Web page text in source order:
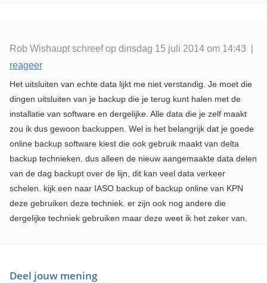
Rob Wishaupt schreef op dinsdag 15 juli 2014 om 14:43 |
reageer
Het uitsluiten van echte data lijkt me niet verstandig. Je moet die
dingen uitsluiten van je backup die je terug kunt halen met de
installatie van software en dergelijke. Alle data die je zelf maakt
zou ik dus gewoon backuppen. Wel is het belangrijk dat je goede
online backup software kiest die ook gebruik maakt van delta
backup technieken. dus alleen de nieuw aangemaakte data delen
van de dag backupt over de lijn, dit kan veel data verkeer
schelen. kijk een naar IASO backup of backup online van KPN
deze gebruiken deze techniek. er zijn ook nog andere die
dergelijke techniek gebruiken maar deze weet ik het zeker van.
Deel jouw mening